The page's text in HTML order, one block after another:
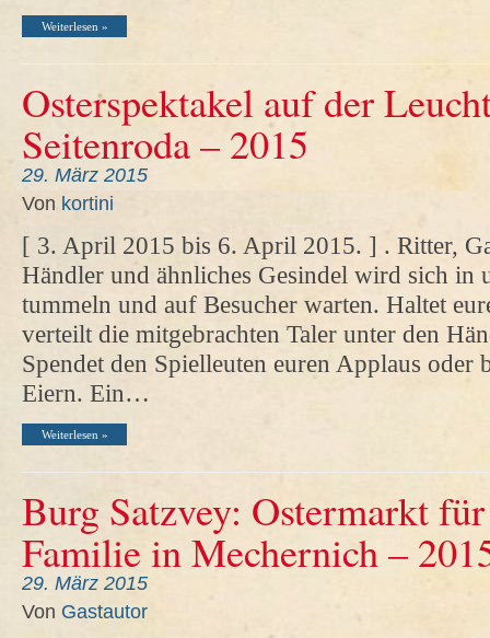
Weiterlesen »
Osterspektakel auf der
Seitenroda – 2015
29. März 2015
Von kortini
[ 3. April 2015 bis 6. April 2015. ] . Ritter,
Händler und ähnliches Gesindel wird sich in
tummeln und auf Besucher warten. Haltet
verteilt die mitgebrachten Taler unter den
Spendet den Spielleuten euren Applaus oder
Eiern. Ein…
Weiterlesen »
Burg Satzvey: Ostermarkt
Familie in Mechernich –
29. März 2015
Von Gastautor